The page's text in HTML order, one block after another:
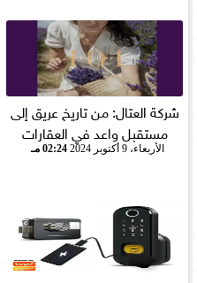
شركة العتال: من تاريخ عريق إلى
مستقبل واعد في العقارات
الأربعاء، 9 أكتوبر 2024 02:24 مـ